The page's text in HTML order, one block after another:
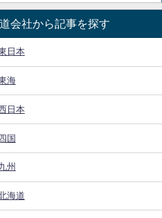
会社から記事を探す
日本
海
日本
国
州
海道